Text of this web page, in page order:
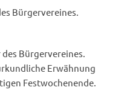
Bürgervereines.
Bürgervereines.
Erwähnung
Festwochenende.